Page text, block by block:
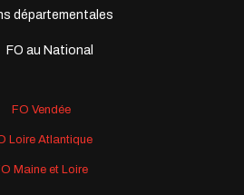
départementales
FO au National
FO Vendée
Loire Atlantique
Maine et Loire